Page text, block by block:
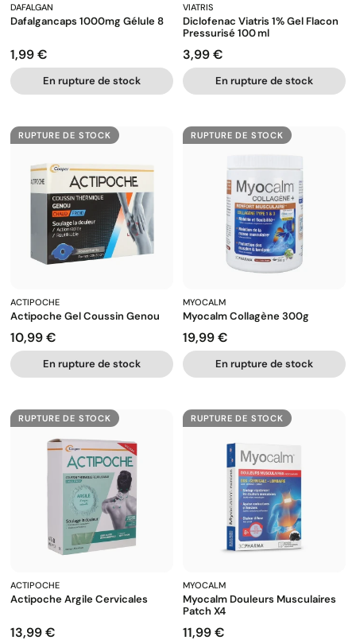
DAFALGAN
Dafalgancaps 1000mg Gélule 8
Prix
1,99 €
En rupture de stock
VIATRIS
Diclofenac Viatris 1% Gel Flacon
Pressurisé 100 Ml
Prix
3,99 €
En rupture de stock
RUPTURE DE STOCK
ACTIPOCHE
Actipoche Gel Coussin Genou
Prix
10,99 €
En rupture de stock
RUPTURE DE STOCK
MYOCALM
Myocalm Collagène 300g
Prix
19,99 €
En rupture de stock
RUPTURE DE STOCK
ACTIPOCHE
Actipoche Argile Cervicales
Prix
13,99 €
RUPTURE DE STOCK
MYOCALM
Myocalm Douleurs Musculaires
Patch X4
Prix
11,99 €